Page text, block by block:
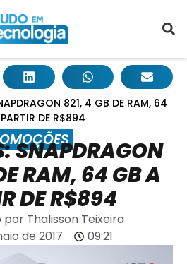
821, 4 GB DE RAM, 64
DE R$894
SNAPDRAGON
RAM, 64 GB A
DE R$894
por Thalisson Teixeira
de 2017
09:21